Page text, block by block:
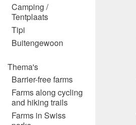
Camping /
Tentplaats
Tipi
Buitengewoon
Thema's
Barrier-free farms
Farms along cycling
and hiking trails
Farms in Swiss